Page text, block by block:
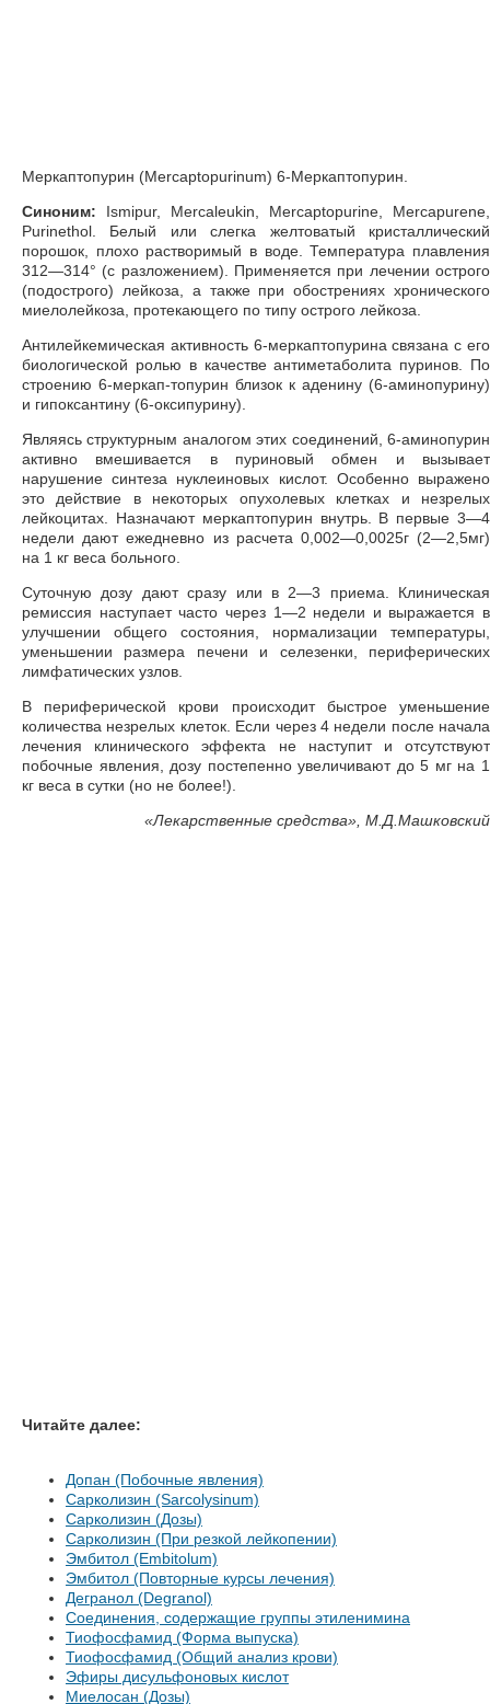
Меркаптопурин (Mercaptopurinum) 6-Меркаптопурин.
Синоним: Ismipur, Mercaleukin, Mercaptopurine, Mercapurene,
Purinethol. Белый или слегка желтоватый кристаллический
порошок, плохо растворимый в воде. Температура плавления
312—314° (с разложением). Применяется при лечении острого
(подострого) лейкоза, а также при обострениях хронического
миелолейкоза, протекающего по типу острого лейкоза.
Антилейкемическая активность 6-меркаптопурина связана с его
биологической ролью в качестве антиметаболита пуринов. По
строению 6-меркап-топурин близок к аденину (6-аминопурину)
и гипоксантину (6-оксипурину).
Являясь структурным аналогом этих соединений, 6-аминопурин
активно вмешивается в пуриновый обмен и вызывает
нарушение синтеза нуклеиновых кислот. Особенно выражено
это действие в некоторых опухолевых клетках и незрелых
лейкоцитах. Назначают меркаптопурин внутрь. В первые 3—4
недели дают ежедневно из расчета 0,002—0,0025г (2—2,5мг)
на 1 кг веса больного.
Суточную дозу дают сразу или в 2—3 приема. Клиническая
ремиссия наступает часто через 1—2 недели и выражается в
улучшении общего состояния, нормализации температуры,
уменьшении размера печени и селезенки, периферических
лимфатических узлов.
В периферической крови происходит быстрое уменьшение
количества незрелых клеток. Если через 4 недели после начала
лечения клинического эффекта не наступит и отсутствуют
побочные явления, дозу постепенно увеличивают до 5 мг на 1
кг веса в сутки (но не более!).
«Лекарственные средства», М.Д.Машковский
Читайте далее:
Допан (Побочные явления)
Сарколизин (Sarcolysinum)
Сарколизин (Дозы)
Сарколизин (При резкой лейкопении)
Эмбитол (Embitolum)
Эмбитол (Повторные курсы лечения)
Дегранол (Degranol)
Соединения, содержащие группы этиленимина
Тиофосфамид (Форма выпуска)
Тиофосфамид (Общий анализ крови)
Эфиры дисульфоновых кислот
Миелосан (Дозы)